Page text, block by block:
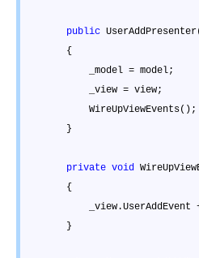
public
       {
           _model
= model;
           _view
= view;
           WireUpViewEvents();
       }
private void
       {
           _view.UserAddEvent
       }